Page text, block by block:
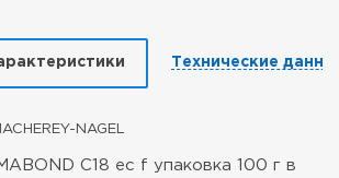
Технические
NAGEL
C18 ec f упаковка 100 г в